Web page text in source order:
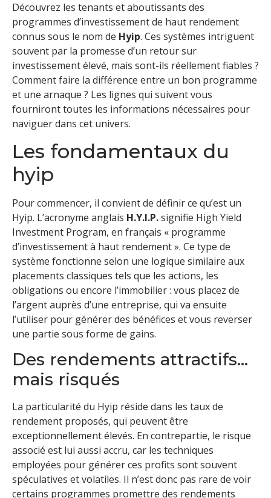
Découvrez les tenants et aboutissants des
programmes d’investissement de haut rendement
connus sous le nom de Hyip. Ces systèmes intriguent
souvent par la promesse d’un retour sur
investissement élevé, mais sont-ils réellement fiables ?
Comment faire la différence entre un bon programme
et une arnaque ? Les lignes qui suivent vous
fourniront toutes les informations nécessaires pour
naviguer dans cet univers.
Les fondamentaux du
hyip
Pour commencer, il convient de définir ce qu’est un
Hyip. L’acronyme anglais H.Y.I.P.signifie High Yield
Investment Program, en français « programme
d’investissement à haut rendement ». Ce type de
système fonctionne selon une logique similaire aux
placements classiques tels que les actions, les
obligations ou encore l’immobilier : vous placez de
l’argent auprès d’une entreprise, qui va ensuite
l’utiliser pour générer des bénéfices et vous reverser
une partie sous forme de gains.
Des rendements attractifs…
mais risqués
La particularité du Hyip réside dans les taux de
rendement proposés, qui peuvent être
exceptionnellement élevés. En contrepartie, le risque
associé est lui aussi accru, car les techniques
employées pour générer ces profits sont souvent
spéculatives et volatiles. Il n’est donc pas rare de voir
certains programmes promettre des rendements